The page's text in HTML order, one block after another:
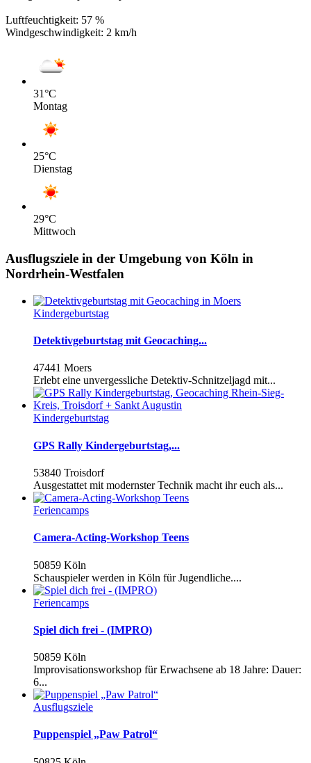
Luftfeuchtigkeit: 57 %
Windgeschwindigkeit: 2 km/h
31°C
Montag
25°C
Dienstag
29°C
Mittwoch
Ausflugsziele in der Umgebung von Köln in
Nordrhein-Westfalen
Kindergeburtstag
Detektivgeburtstag mit Geocaching...
47441 Moers
Erlebt eine unvergessliche Detektiv-Schnitzeljagd mit...
Kindergeburtstag
GPS Rally Kindergeburtstag,...
53840 Troisdorf
Ausgestattet mit modernster Technik macht ihr euch als...
Feriencamps
Camera-Acting-Workshop Teens
50859 Köln
Schauspieler werden in Köln für Jugendliche....
Feriencamps
Spiel dich frei - (IMPRO)
50859 Köln
Improvisationsworkshop für Erwachsene ab 18 Jahre: Dauer:
6...
Ausflugsziele
Puppenspiel „Paw Patrol“